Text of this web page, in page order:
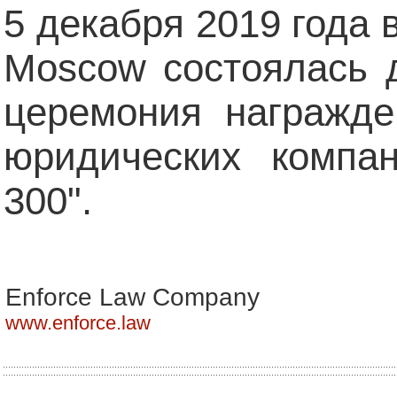
5 декабря 2019 года
Moscow состоялась
церемония
юридических
300".
Enforce Law Company
www.enforce.law